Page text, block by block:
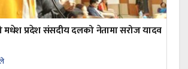
प्रदेश संसदीय दलको नेतामा सरोज यादव